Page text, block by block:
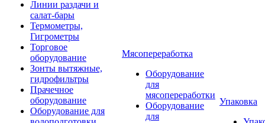
Линии раздачи и
салат-бары
Термометры,
Гигрометры
Торговое
оборудование
Зонты вытяжные,
гидрофильтры
Прачечное
оборудование
Оборудование для
Мясопереработка
Оборудование
для
мясопереработки
Оборудование
для
Упаковка